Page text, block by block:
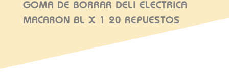
GOMA DE BORRAR DELI ELECTRICA
MACARON BL X 1 20 REPUESTOS